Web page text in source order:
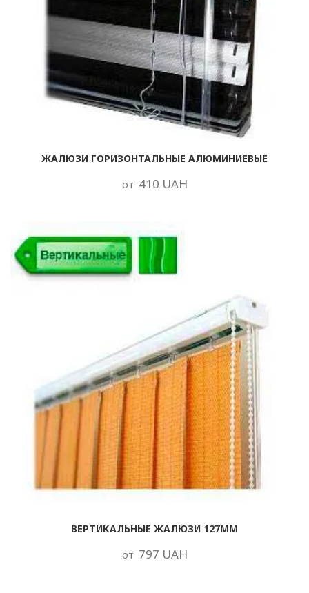
ЖАЛЮЗИ ГОРИЗОНТАЛЬНЫЕ АЛЮМИНИЕВЫЕ
от 410 UAH
ВЕРТИКАЛЬНЫЕ ЖАЛЮЗИ 127ММ
от 797 UAH